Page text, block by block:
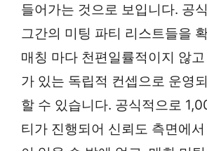
들어가는 것으로 보입니다. 공
그간의 미팅 파티 리스트들을
매칭 마다 천편일률적이지 않
가 있는 독립적 컨셉으로 운영
할 수 있습니다. 공식적으로
티가 진행되어 신뢰도 측면에